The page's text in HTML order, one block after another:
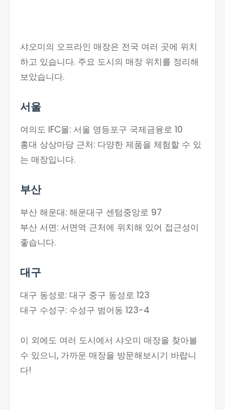
샤오미의 오프라인 매장은 전국 여러 곳에 위치
하고 있습니다. 주요 도시의 매장 위치를 정리해
보았습니다.
서울
여의도 IFC몰: 서울 영등포구 국제금융로 10
홍대 상상마당 근처: 다양한 제품을 체험할 수 있
는 매장입니다.
부산
부산 해운대: 해운대구 센텀중앙로 97
부산 서면: 서면역 근처에 위치해 있어 접근성이
좋습니다.
대구
대구 동성로: 대구 중구 동성로 123
대구 수성구: 수성구 범어동 123-4
이 외에도 여러 도시에서 샤오미 매장을 찾아볼
수 있으니, 가까운 매장을 방문해보시기 바랍니
다!